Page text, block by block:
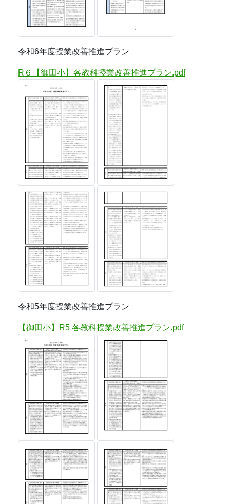
令和6年度授業改善推進プラン
R６【御田小】各教科授業改善推進プラン.pdf
令和5年度授業改善推進プラン
【御田小】R5 各教科授業改善推進プラン.pdf